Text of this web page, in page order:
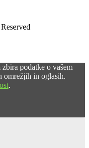
podatke o vašem
omrežjih in oglasih.
.